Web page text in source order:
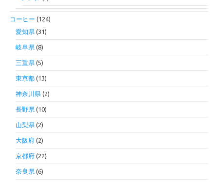
コーヒー (124)
愛知県 (31)
岐阜県 (8)
三重県 (5)
東京都 (13)
神奈川県 (2)
長野県 (10)
山梨県 (2)
大阪府 (2)
京都府 (22)
奈良県 (6)